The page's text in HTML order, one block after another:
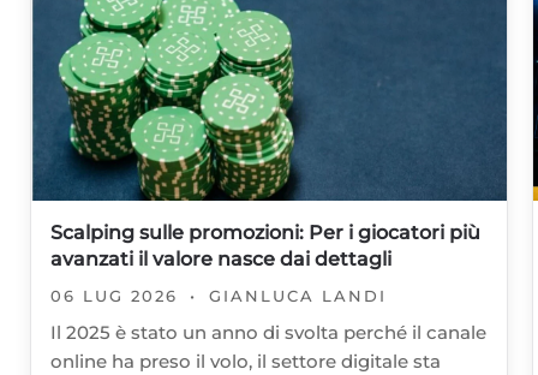
Scalping sulle promozioni: Per i giocatori più
avanzati il valore nasce dai dettagli
06 LUG 2026 • GIANLUCA LANDI
Il 2025 è stato un anno di svolta perché il canale
online ha preso il volo, il settore digitale sta